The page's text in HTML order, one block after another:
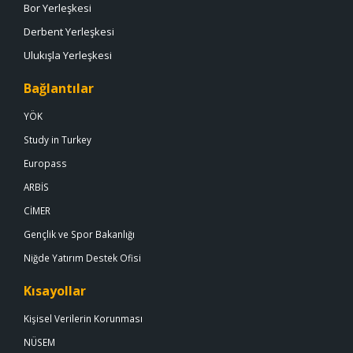
Bor Yerleşkesi
Derbent Yerleşkesi
Ulukışla Yerleşkesi
Bağlantılar
YÖK
Study in Turkey
Europass
ARBİS
CİMER
Gençlik ve Spor Bakanlığı
Niğde Yatırım Destek Ofisi
Kısayollar
Kişisel Verilerin Korunması
NÜSEM